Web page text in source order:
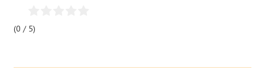
(0 / 5)